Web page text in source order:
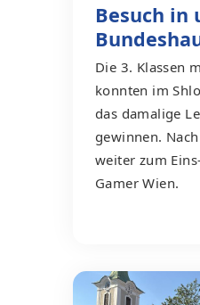
Besuch in
Die 3. Klassen
konnten im
das damalige
gewinnen.
weiter zum
Gamer Wien.